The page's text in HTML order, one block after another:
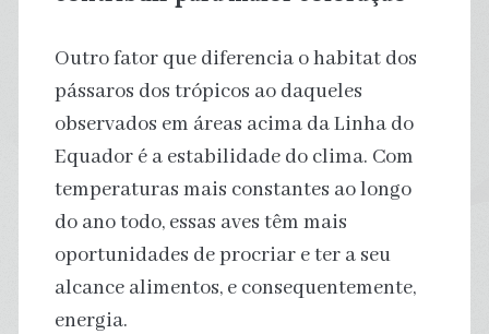
Outro fator que diferencia o habitat dos
pássaros dos trópicos ao daqueles
observados em áreas acima da Linha do
Equador é a estabilidade do clima. Com
temperaturas mais constantes ao longo
do ano todo, essas aves têm mais
oportunidades de procriar e ter a seu
alcance alimentos, e consequentemente,
energia.